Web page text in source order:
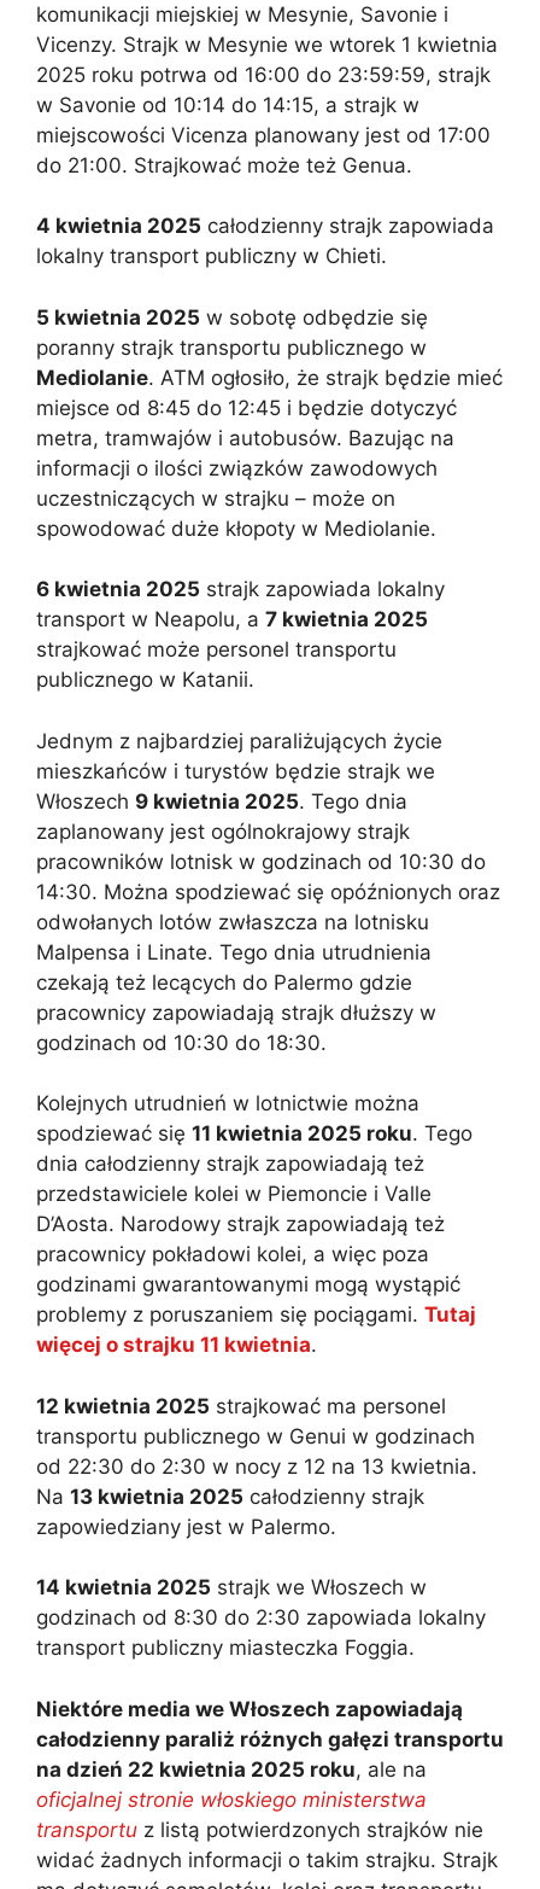
komunikacji miejskiej w Mesynie, Savonie i
Vicenzy. Strajk w Mesynie we wtorek 1 kwietnia
2025 roku potrwa od 16:00 do 23:59:59, strajk
w Savonie od 10:14 do 14:15, a strajk w
miejscowości Vicenza planowany jest od 17:00
do 21:00. Strajkować może też Genua.
4 kwietnia 2025 całodzienny strajk zapowiada
lokalny transport publiczny w Chieti.
5 kwietnia 2025 w sobotę odbędzie się
poranny strajk transportu publicznego w
Mediolanie. ATM ogłosiło, że strajk będzie mieć
miejsce od 8:45 do 12:45 i będzie dotyczyć
metra, tramwajów i autobusów. Bazując na
informacji o ilości związków zawodowych
uczestniczących w strajku – może on
spowodować duże kłopoty w Mediolanie.
6 kwietnia 2025 strajk zapowiada lokalny
transport w Neapolu, a 7 kwietnia 2025
strajkować może personel transportu
publicznego w Katanii.
Jednym z najbardziej paraliżujących życie
mieszkańców i turystów będzie strajk we
Włoszech 9 kwietnia 2025. Tego dnia
zaplanowany jest ogólnokrajowy strajk
pracowników lotnisk w godzinach od 10:30 do
14:30. Można spodziewać się opóźnionych oraz
odwołanych lotów zwłaszcza na lotnisku
Malpensa i Linate. Tego dnia utrudnienia
czekają też lecących do Palermo gdzie
pracownicy zapowiadają strajk dłuższy w
godzinach od 10:30 do 18:30.
Kolejnych utrudnień w lotnictwie można
spodziewać się 11 kwietnia 2025 roku. Tego
dnia całodzienny strajk zapowiadają też
przedstawiciele kolei w Piemoncie i Valle
D’Aosta. Narodowy strajk zapowiadają też
pracownicy pokładowi kolei, a więc poza
godzinami gwarantowanymi mogą wystąpić
problemy z poruszaniem się pociągami. Tutaj
więcej o strajku 11 kwietnia.
12 kwietnia 2025 strajkować ma personel
transportu publicznego w Genui w godzinach
od 22:30 do 2:30 w nocy z 12 na 13 kwietnia.
Na 13 kwietnia 2025 całodzienny strajk
zapowiedziany jest w Palermo.
14 kwietnia 2025 strajk we Włoszech w
godzinach od 8:30 do 2:30 zapowiada lokalny
transport publiczny miasteczka Foggia.
Niektóre media we Włoszech zapowiadają
całodzienny paraliż różnych gałęzi transportu
na dzień 22 kwietnia 2025 roku, ale na
oficjalnej stronie włoskiego ministerstwa
transportu z listą potwierdzonych strajków nie
widać żadnych informacji o takim strajku. Strajk